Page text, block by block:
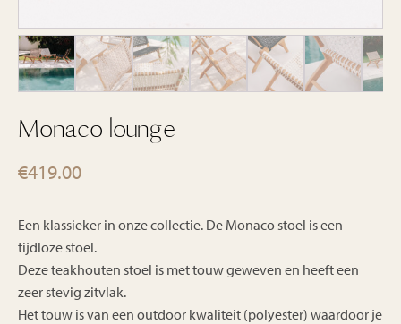
Monaco lounge
€419.00
Een klassieker in onze collectie. De Monaco stoel is een
tijdloze stoel.
Deze teakhouten stoel is met touw geweven en heeft een
zeer stevig zitvlak.
Het touw is van een outdoor kwaliteit (polyester) waardoor je